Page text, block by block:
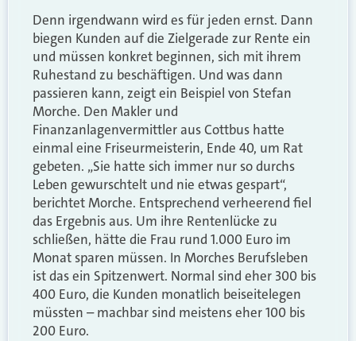
Denn irgendwann wird es für jeden ernst. Dann
biegen Kunden auf die Zielgerade zur Rente ein
und müssen konkret beginnen, sich mit ihrem
Ruhestand zu beschäftigen. Und was dann
passieren kann, zeigt ein Beispiel von Stefan
Morche. Den Makler und
Finanzanlagenvermittler aus Cottbus hatte
einmal eine Friseurmeisterin, Ende 40, um Rat
gebeten. „Sie hatte sich immer nur so durchs
Leben gewurschtelt und nie etwas gespart“,
berichtet Morche. Entsprechend verheerend fiel
das Ergebnis aus. Um ihre Rentenlücke zu
schließen, hätte die Frau rund 1.000 Euro im
Monat sparen müssen. In Morches Berufsleben
ist das ein Spitzenwert. Normal sind eher 300 bis
400 Euro, die Kunden monatlich beiseitelegen
müssten – machbar sind meistens eher 100 bis
200 Euro.